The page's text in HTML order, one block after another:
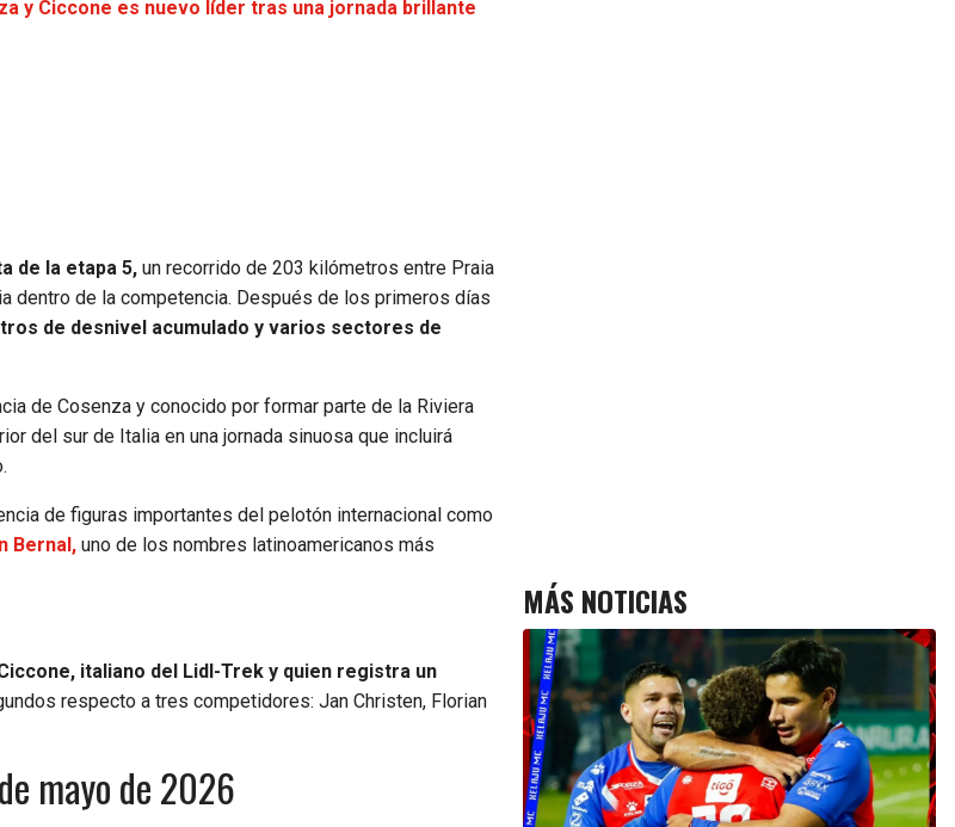
y Ciccone es nuevo líder tras una jornada brillante
de la etapa 5, un recorrido de 203 kilómetros entre Praia
dentro de la competencia. Después de los primeros días
de desnivel acumulado y varios sectores de
de Cosenza y conocido por formar parte de la Riviera
del sur de Italia en una jornada sinuosa que incluirá
de figuras importantes del pelotón internacional como
Bernal, uno de los nombres latinoamericanos más
italiano del Lidl-Trek y quien registra un
respecto a tres competidores: Jan Christen, Florian
mayo de 2026
MÁS NOTICIAS